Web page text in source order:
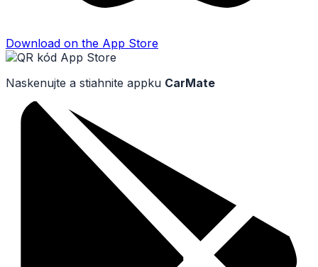
Download on the App Store
Naskenujte a stiahnite appku CarMate